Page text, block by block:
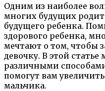
Одним из наиболее
многих будущих
будущего ребенка.
здорового ребенка,
мечтают о том, чтобы
девочку. В этой
различными
помогут вам
мальчика.